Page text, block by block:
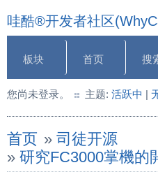
哇酷®开发者社区
板块 首页 搜
您尚未登录。 主题: 活跃中 |
首页 » 司徒开源
» 研究FC3000掌機的